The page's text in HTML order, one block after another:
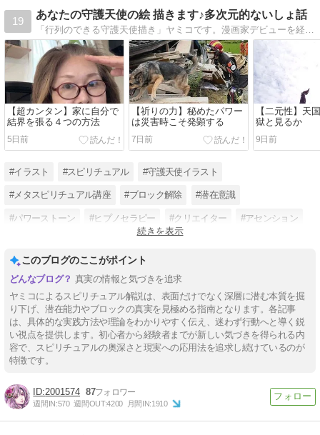
19
あなたの守護天使の絵 描きます♪多次元的ないしょ話
「行列のできる守護天使描き」ヤミコです。漫画家デビューを経て、ヒーラー・カウンセラーになり、宇宙意識を学ぶメタスピ講座もやっている国際資格を持つ催眠療法士のブログ。
【超カンタン】家に自分で
結界を張る４つの方法
5日前
【祈りの力】秘めたパワー
は災害時こそ発顕する
7日前
【二元性】天
獄と見るか
9日前
#イラスト #スピリチュアル #守護天使イラスト
#メタスピリチュアル講座 #ブロック解除 #潜在意識
#パワーストーン #ヒプノセラピー #クリエイター #アセンション
続きを表示
このブログのここがポイント
真実の情報と気づきを追求
ヤミコによるスピリチュアル解説は、表面だけでなく深層に潜む本質を掘
り下げ、潜在能力やブロックの真実を見極める指南となります。各記事
は、具体的な実践方法や理論をわかりやすく伝え、迷わず行動へと導く鋭
い視点を提供します。初心者から経験者までが新しい気づきを得られる内
容で、スピリチュアルの奥深さと現実への応用法を追求し続けているのが
特徴です。
2001574 87
週間IN:570 週間OUT:4200 月間IN:1910